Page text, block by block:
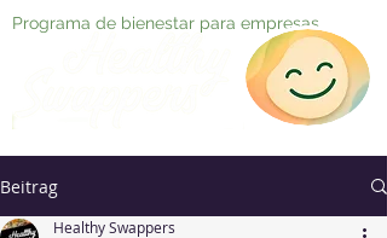
Programa de bienestar para empresas
Beitrag
Healthy Swappers